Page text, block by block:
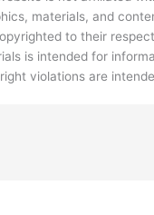
materials, and
to their
is intended for
violations are